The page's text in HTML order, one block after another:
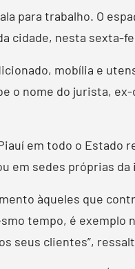
para trabalho. O
cidade, nesta sexta-
mobília e
o nome do jurista,
em todo o
em sedes próprias
àqueles que
tempo, é exemplo
seus clientes”,